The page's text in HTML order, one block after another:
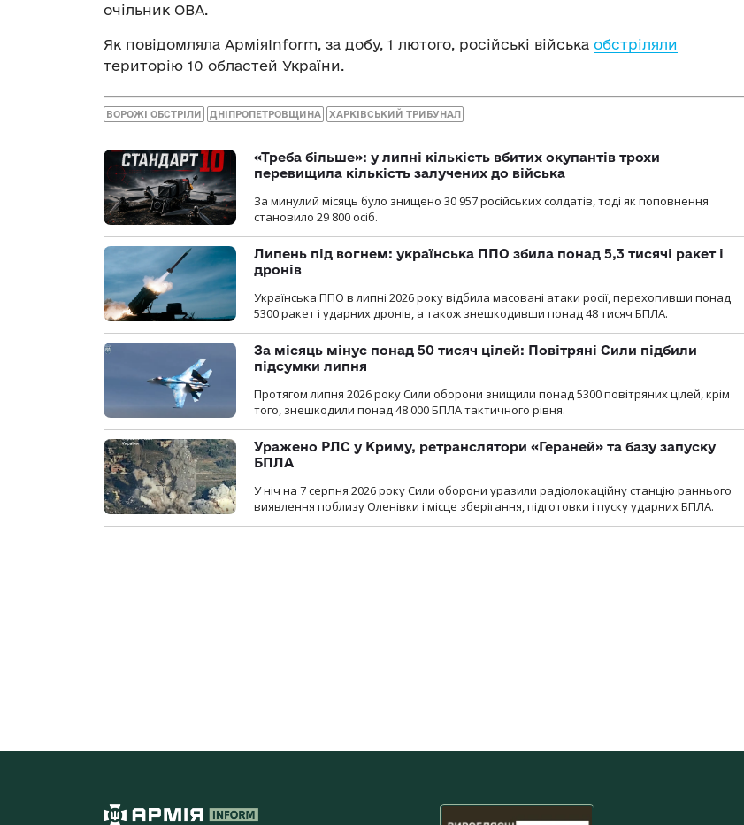
очільник ОВА.
Як повідомляла АрміяInform, за добу, 1 лютого, російські війська обстріляли
територію 10 областей України.
ВОРОЖІ ОБСТРІЛИ ДНІПРОПЕТРОВЩИНА ХАРКІВСЬКИЙ ТРИБУНАЛ
«Треба більше»: у липні кількість вбитих окупантів трохи
перевищила кількість залучених до війська
За минулий місяць було знищено 30 957 російських солдатів, тоді як поповнення
становило 29 800 осіб.
Липень під вогнем: українська ППО збила понад 5,3 тисячі ракет і
дронів
Українська ППО в липні 2026 року відбила масовані атаки росії, перехопивши понад
5300 ракет і ударних дронів, а також знешкодивши понад 48 тисяч БПЛА.
За місяць мінус понад 50 тисяч цілей: Повітряні Сили підбили
підсумки липня
Протягом липня 2026 року Cили оборони знищили понад 5300 повітряних цілей, крім
того, знешкодили понад 48 000 БПЛА тактичного рівня.
Уражено РЛС у Криму, ретранслятори «Гераней» та базу запуску
БПЛА
У ніч на 7 серпня 2026 року Сили оборони уразили радіолокаційну станцію раннього
виявлення поблизу Оленівки і місце зберігання, підготовки і пуску ударних БПЛА.